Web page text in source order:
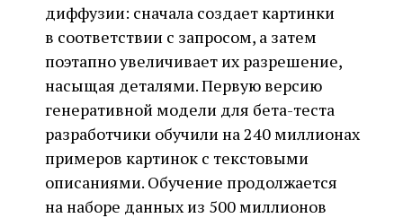
диффузии: сначала создает картинки
в соответствии с запросом, а затем
поэтапно увеличивает их разрешение,
насыщая деталями. Первую версию
генеративной модели для бета-теста
разработчики обучили на 240 миллионах
примеров картинок с текстовыми
описаниями. Обучение продолжается
на наборе данных из 500 миллионов